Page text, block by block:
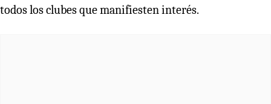
todos los clubes que manifiesten interés.